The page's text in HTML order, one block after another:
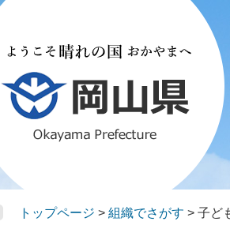
トップページ > 組織でさがす > 子ど